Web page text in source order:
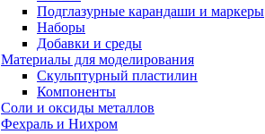
Подглазурные карандаши и маркеры
Наборы
Добавки и среды
Материалы для моделирования
Скульптурный пластилин
Компоненты
Соли и оксиды металлов
Фехраль и Нихром